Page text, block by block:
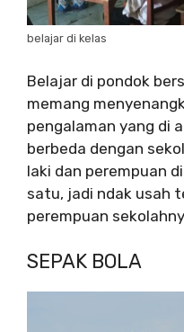
belajar di kelas
Belajar di pondok
memang
pengalaman yang di
berbeda dengan
laki dan perempuan
satu, jadi ndak usah
perempuan
SEPAK BOLA